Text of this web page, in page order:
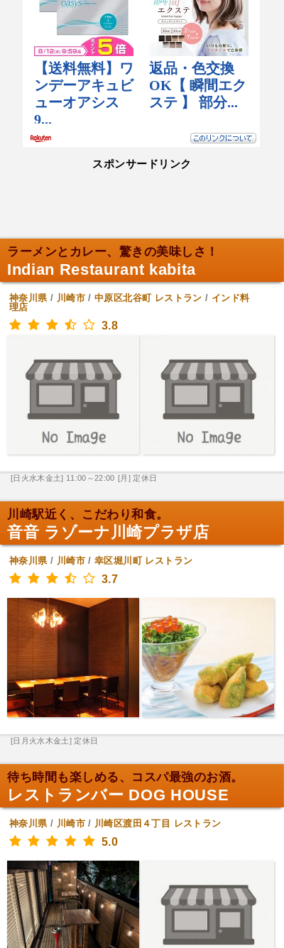
スポンサードリンク
ラーメンとカレー、驚きの美味しさ！
Indian Restaurant kabita
神奈川県/ 川崎市/中原区北谷町 レストラン / インド料
理店
3.8
[日火水木金土] 11:00～22:00 [月] 定休日
川崎駅近く、こだわり和食。
音音 ラゾーナ川崎プラザ店
神奈川県/ 川崎市/幸区堀川町 レストラン
3.7
[日月火水木金土] 定休日
待ち時間も楽しめる、コスパ最強のお酒。
レストランバー DOG HOUSE
神奈川県/ 川崎市/ 川崎区渡田４丁目 レストラン
5.0